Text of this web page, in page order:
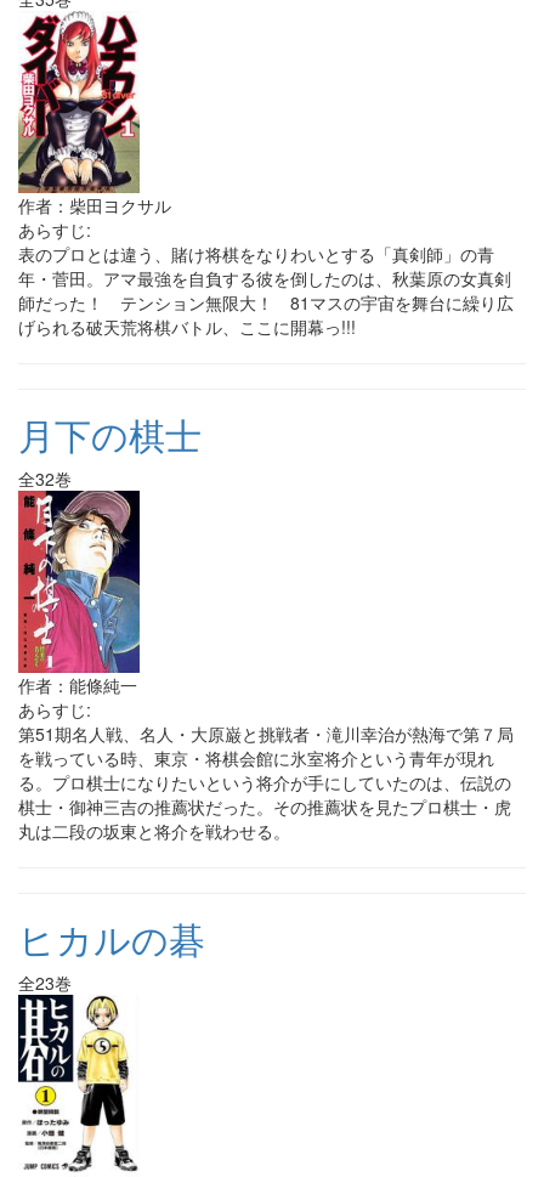
作者：柴田ヨクサル
あらすじ:
表のプロとは違う、賭け将棋をなりわいとする「真剣師」の青
年・菅田。アマ最強を自負する彼を倒したのは、秋葉原の女真剣
師だった！ テンション無限大！ 81マスの宇宙を舞台に繰り広
げられる破天荒将棋バトル、ここに開幕っ!!!
月下の棋士
全32巻
作者：能條純一
あらすじ:
第51期名人戦、名人・大原巌と挑戦者・滝川幸治が熱海で第７局
を戦っている時、東京・将棋会館に氷室将介という青年が現れ
る。プロ棋士になりたいという将介が手にしていたのは、伝説の
棋士・御神三吉の推薦状だった。その推薦状を見たプロ棋士・虎
丸は二段の坂東と将介を戦わせる。
ヒカルの碁
全23巻